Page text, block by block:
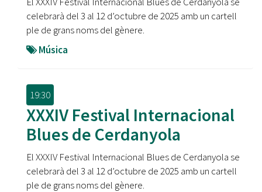
celebrarà del 3 al 12 d’octubre de 2025 amb un cartell
ple de grans noms del gènere.
Música
19:30
XXXIV Festival Internacional
Blues de Cerdanyola
El XXXIV Festival Internacional Blues de Cerdanyola se
celebrarà del 3 al 12 d’octubre de 2025 amb un cartell
ple de grans noms del gènere.